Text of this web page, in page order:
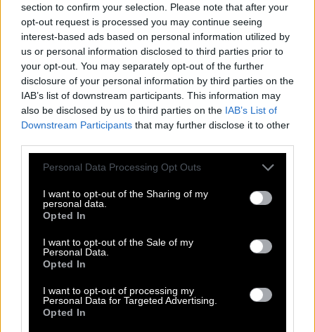
section to confirm your selection. Please note that after your
opt-out request is processed you may continue seeing
interest-based ads based on personal information utilized by
us or personal information disclosed to third parties prior to
your opt-out. You may separately opt-out of the further
disclosure of your personal information by third parties on the
IAB’s list of downstream participants. This information may
also be disclosed by us to third parties on the IAB’s List of
Downstream Participants that may further disclose it to other
Personal Data Processing Opt Outs
I want to opt-out of the Sharing of my
personal data.
Opted In
I want to opt-out of the Sale of my
Personal Data.
Opted In
I want to opt-out of processing my
Personal Data for Targeted Advertising.
Opted In
T
E
N
S
E E
Verändert sich nichts, bleibt alles bei diesem:
A
L T E
N
Anhäufung von Soldaten als Streitmacht:
Englische Bezeichnung für die Zahl 10
E
N
A
N
Pokervariante teils mit offenen Karten
T U
D